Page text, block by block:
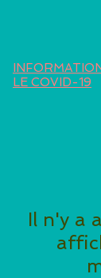
LE COVID-19
Il n'y a